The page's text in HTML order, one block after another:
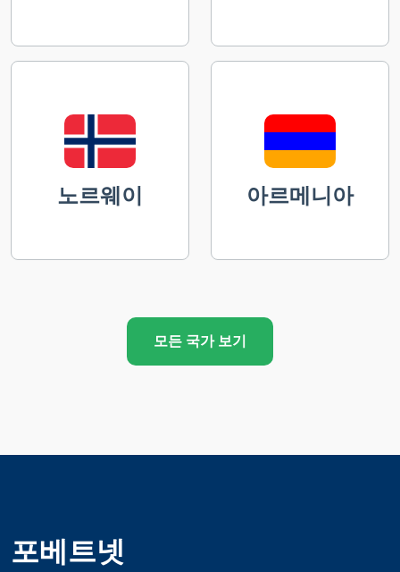
노르웨이 아르메니아
모든 국가 보기
포베트넷